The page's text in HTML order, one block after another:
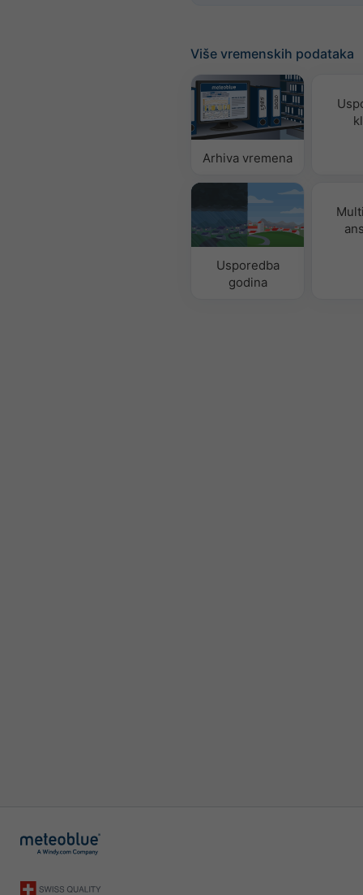
Više vremenskih podataka
Arhiva vremena
Usporedba
godina